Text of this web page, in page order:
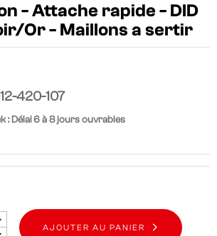
- Attache rapide - DID
Or - Maillons a sertir
420-107
: Délai 6 à 8 jours ouvrables
AJOUTER AU PANIER